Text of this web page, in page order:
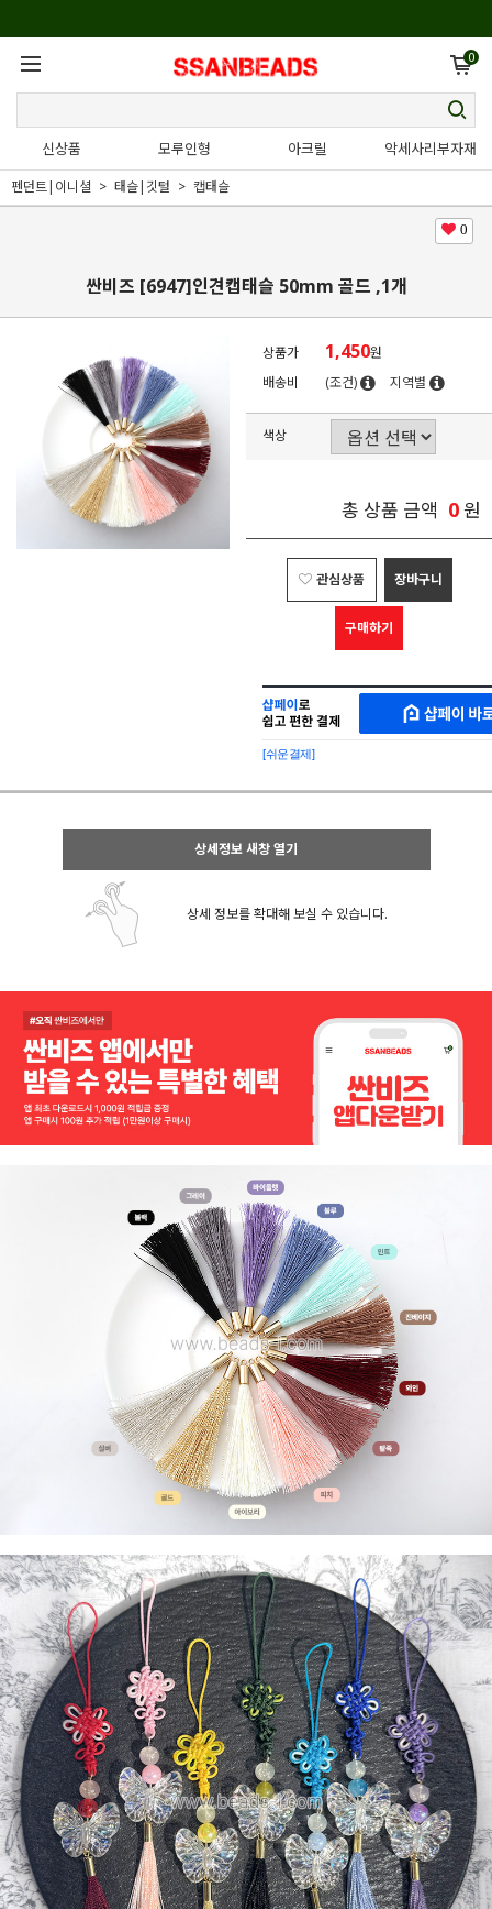
0
신상품 모루인형 아크릴 악세사리부자재
펜던트|이니셜 태슬|깃털 캡태슬
0
싼비즈 [6947]인견캡태슬 50mm 골드 ,1개
상품가 1,450원
배송비
(조건) 지역별
색상
총 상품 금액 0원
관심상품 장바구니
구매하기
MAKESHOP
SHOPPAY
로
간
구
샵
페
페
이
구
[쉬운결제]
상세정보 새창 열기
상세 정보를 확대해 보실 수 있습니다.